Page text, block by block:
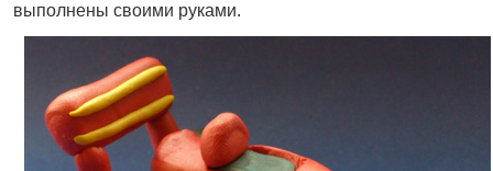
выполнены своими руками.